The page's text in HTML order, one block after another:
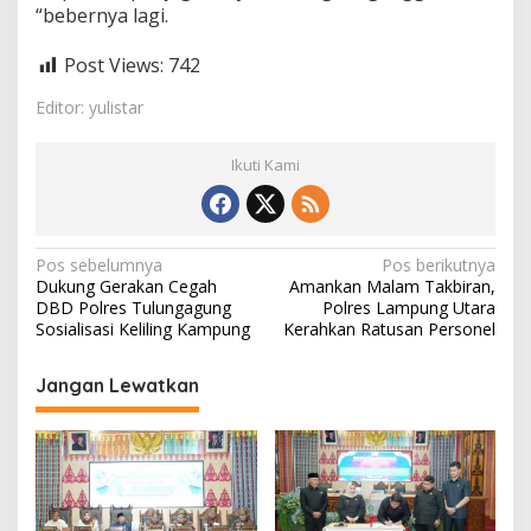
“bebernya lagi.
Post Views: 742
Editor: yulistar
Ikuti Kami
N
a
v
i
g
a
s
i
Pos sebelumnya
Dukung Gerakan Cegah
DBD Polres Tulungagung
Sosialisasi Keliling Kampung
Pos berikutnya
Amankan Malam Takbiran,
Polres Lampung Utara
Kerahkan Ratusan Personel
Jangan Lewatkan